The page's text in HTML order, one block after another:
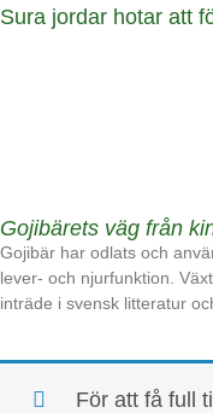
Sura jordar hotar att
Gojibärets väg från
Gojibär har odlats och
lever- och njurfunktion.
inträde i svensk litteratur
För att få full